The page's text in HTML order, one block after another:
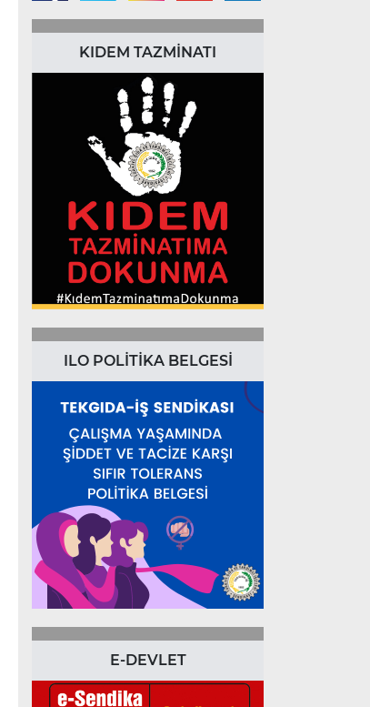
KIDEM TAZMİNATI
ILO POLİTİKA BELGESİ
E-DEVLET